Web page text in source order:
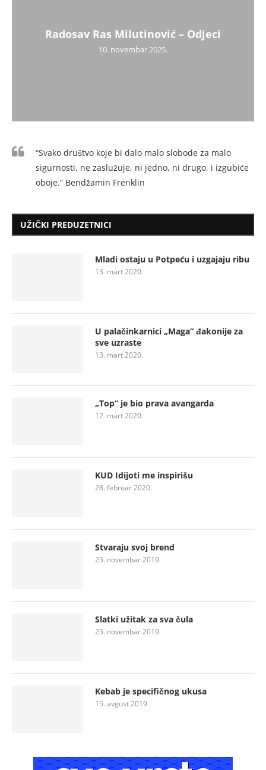
Radosav Ras Milutinović – Odjeci
10. novembar 2025.
“Svako društvo koje bi dalo malo slobode za malo
sigurnosti, ne zaslužuje, ni jedno, ni drugo, i izgubiće
oboje.” Bendžamin Frenklin
UŽIČKI PREDUZETNICI
Mladi ostaju u Potpeću i uzgajaju ribu
13. mart 2020.
U palačinkarnici „Maga“ đakonije za
sve uzraste
13. mart 2020.
„Top“ je bio prava avangarda
12. mart 2020.
KUD Idijoti me inspirišu
28. februar 2020.
Stvaraju svoj brend
25. novembar 2019.
Slatki užitak za sva čula
25. novembar 2019.
Kebab je specifičnog ukusa
15. avgust 2019.